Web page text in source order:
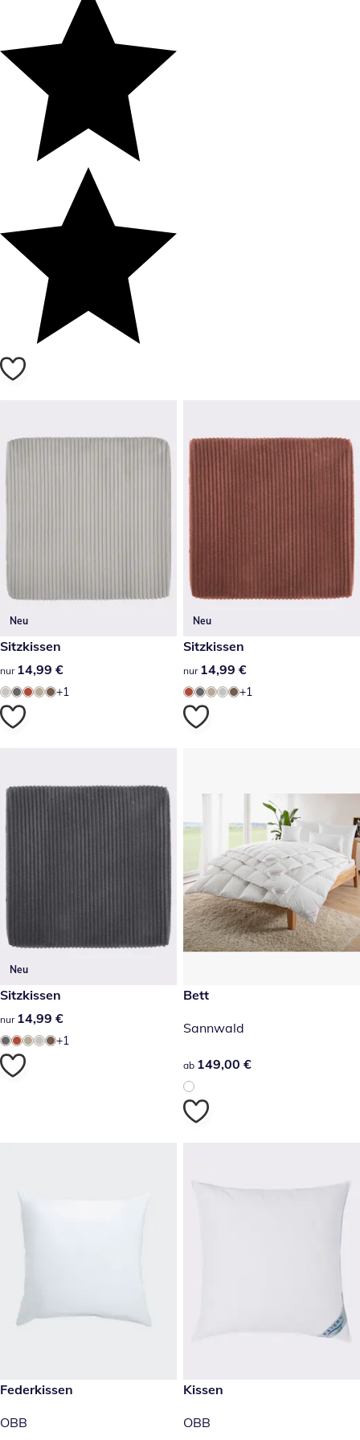
Neu
14,99 €
Sitzkissen
14,99 €
nur 14,99 €
+1
Neu
14,99 €
Sitzkissen
14,99 €
nur 14,99 €
+1
Neu
14,99 €
Sitzkissen
14,99 €
nur 14,99 €
+1
149,00 €
Bett
Sannwald
149,00 €
ab 149,00 €
14,99 €
Federkissen
OBB
39,99 €
Kissen
OBB